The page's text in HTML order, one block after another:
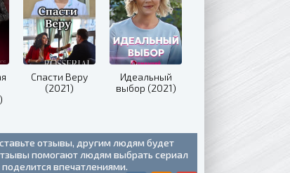
Спасти Веру
(2021)
Идеальный
выбор (2021)
отзывы, другим людям будет
помогают людям выбрать сериал
впечатлениями.